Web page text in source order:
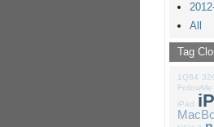
All
Tag
1Q84
FollowMe
iPad